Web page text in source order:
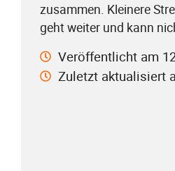
zusammen. Kleinere
geht weiter und kann
Veröffentlicht am
Zuletzt aktualisiert